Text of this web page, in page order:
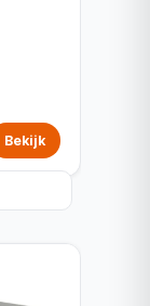
Bekijk